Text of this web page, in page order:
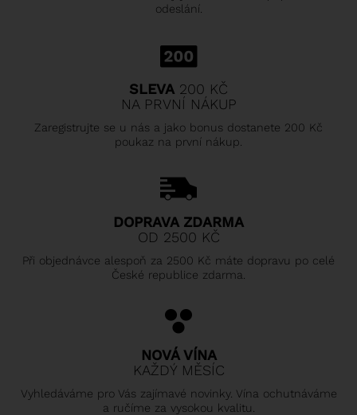
odeslání.
SLEVA 200 KČ
NA PRVNÍ NÁKUP
Zaregistrujte se u nás a jako bonus dostanete 200 Kč
poukaz na první nákup.
DOPRAVA ZDARMA
OD 2500 KČ
Při objednávce alespoň za 2500 Kč máte dopravu po celé
České republice zdarma.
NOVÁ VÍNA
KAŽDÝ MĚSÍC
Vyhledáváme pro Vás zajímavé novinky. Vína ochutnáváme
a ručíme za vysokou kvalitu.